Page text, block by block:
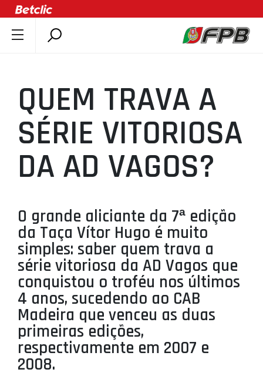
ÚLTIMAS
COMPETIÇÕES
ASSOCIAÇÕES
CLUBES
AGENTES
SELEÇÕES
MINIBASQUETE
ÁREA TÉCNICA
PROJETOS
LIGA BETCLIC MASCULINA
LIGA BETCLIC FEMININA
QUEM TRAVA A
SÉRIE VITORIOSA
DA AD VAGOS?
O grande aliciante da 7ª edição
da Taça Vítor Hugo é muito
simples: saber quem trava a
série vitoriosa da AD Vagos que
conquistou o troféu nos últimos
4 anos, sucedendo ao CAB
Madeira que venceu as duas
primeiras edições,
respectivamente em 2007 e
2008.